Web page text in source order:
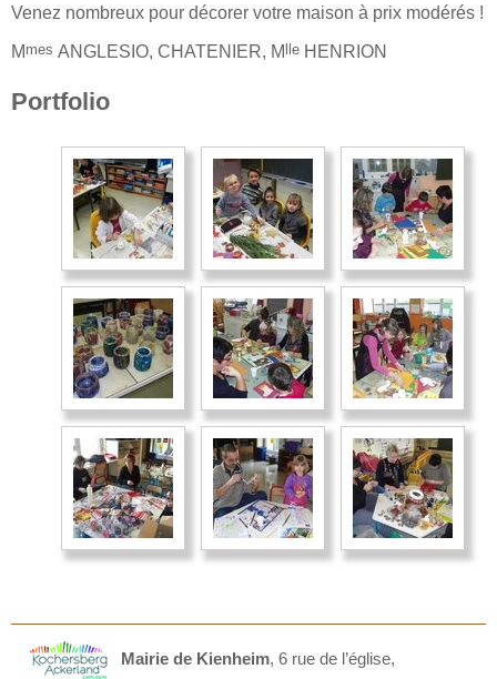
Venez nombreux pour décorer votre maison à prix modérés !
M mes ANGLESIO, CHATENIER, M lle HENRION
Portfolio
Mairie de Kienheim, 6 rue de l’église,